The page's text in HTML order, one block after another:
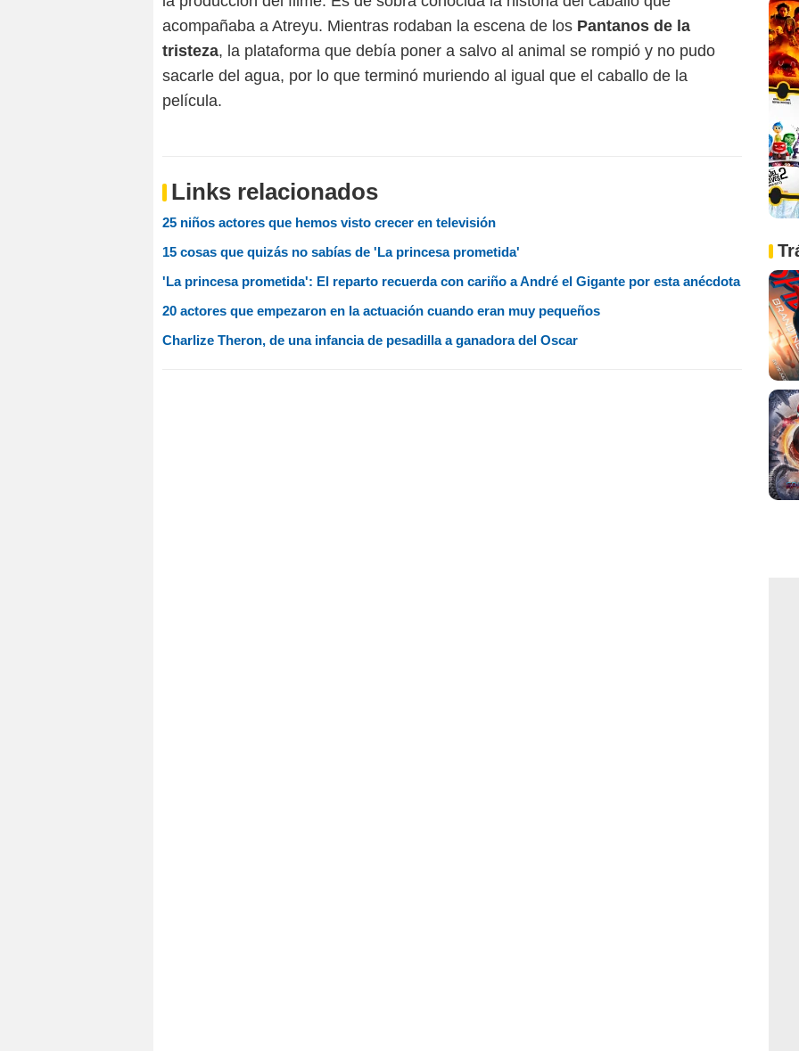
acompañaba a Atreyu. Mientras rodaban la escena de los Pantanos de la
tristeza, la plataforma que debía poner a salvo al animal se rompió y no pudo
sacarle del agua, por lo que terminó muriendo al igual que el caballo de la
película.
Links relacionados
25 niños actores que hemos visto crecer en televisión
15 cosas que quizás no sabías de 'La princesa prometida'
'La princesa prometida': El reparto recuerda con cariño a André el Gigante por esta anécdota
20 actores que empezaron en la actuación cuando eran muy pequeños
Charlize Theron, de una infancia de pesadilla a ganadora del Oscar